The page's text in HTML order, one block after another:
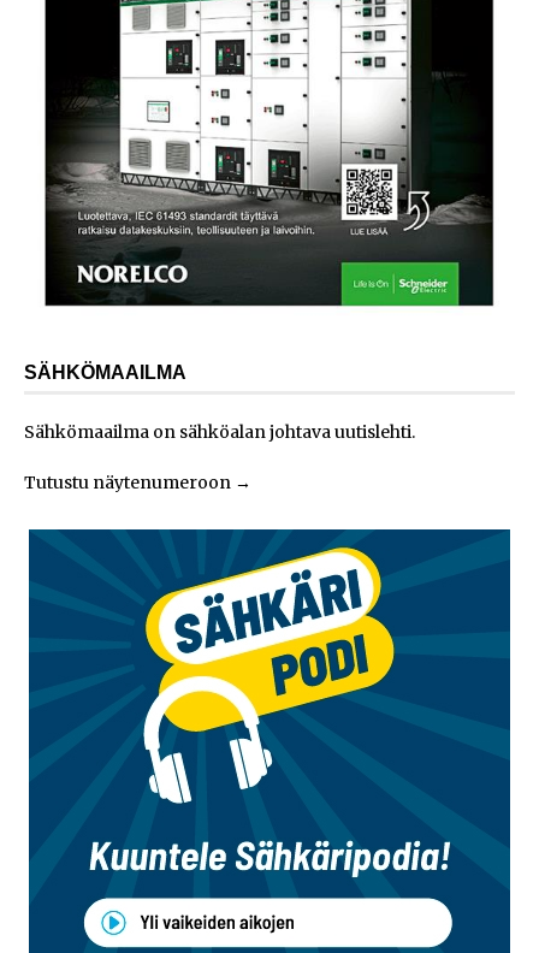
SÄHKÖMAAILMA
Sähkömaailma on sähköalan johtava uutislehti.
Tutustu näytenumeroon →